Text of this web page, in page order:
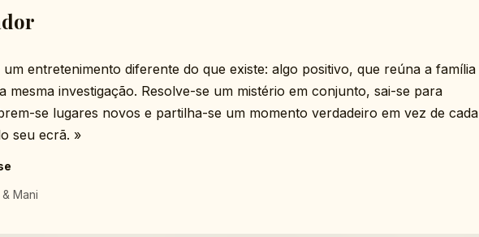
entretenimento diferente do que existe: algo positivo, que reúna a família
mesma investigação. Resolve-se um mistério em conjunto, sai-se para
se lugares novos e partilha-se um momento verdadeiro em vez de cada
seu ecrã. »
Mani